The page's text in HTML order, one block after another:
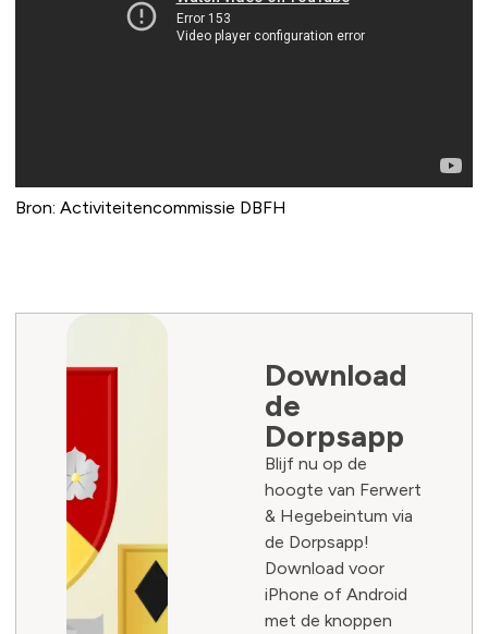
Bron: Activiteitencommissie DBFH
Download
de
Dorpsapp
Blijf nu op de
hoogte van Ferwert
& Hegebeintum via
de Dorpsapp!
Download voor
iPhone of Android
met de knoppen